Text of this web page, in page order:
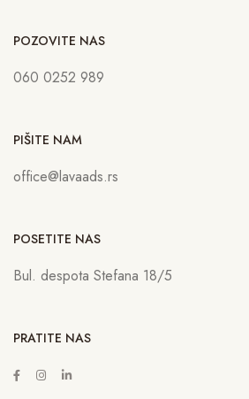
POZOVITE NAS
060 0252 989
PIŠITE NAM
office@lavaads.rs
POSETITE NAS
Bul. despota Stefana 18/5
PRATITE NAS